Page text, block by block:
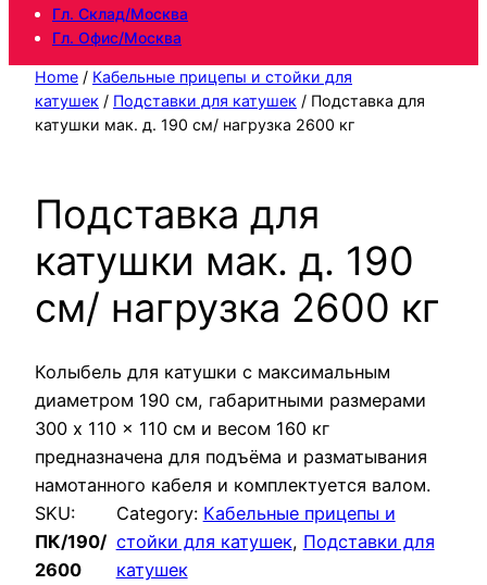
Гл. Склад/Москва
Гл. Офис/Москва
Home / Кабельные прицепы и стойки для
катушек / Подставки для катушек / Подставка для
катушки мак. д. 190 см/ нагрузка 2600 кг
Подставка для
катушки мак. д. 190
см/ нагрузка 2600 кг
Колыбель для катушки с максимальным
диаметром 190 см, габаритными размерами
300 x 110 x 110 см и весом 160 кг
предназначена для подъёма и разматывания
намотанного кабеля и комплектуется валом.
SKU:
ПК/190/
2600
Category: Кабельные прицепы и
стойки для катушек, Подставки для
катушек